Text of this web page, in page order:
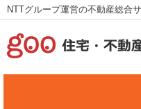
NTTグループ運営の不動産総合